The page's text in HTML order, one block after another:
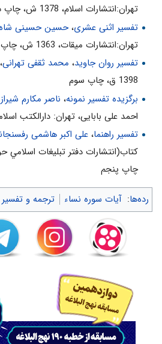
تهران:انتشارات اسلام‌، 1378 ش‌، چاپ دوم‌
تفسیر اثنی عشری،حسین حسینی شاه
تهران:انتشارات ميقات، 1363 ش، چاپ اول
تفسیر روان جاوید، محمد ثقفی تهرانی
1398 ق، چاپ سوم
برگزیده تفسیر نمونه، ناصر مکارم
احمد علی بابایی، تهران: دارالکتب اسلامیه،
تفسیر راهنما، علی اکبر هاشمی
چاپ پنجم‌
رده‌ها: آیات سوره نساء ترجمه و